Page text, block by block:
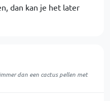
dan kan je het later
dan een cactus pellen met